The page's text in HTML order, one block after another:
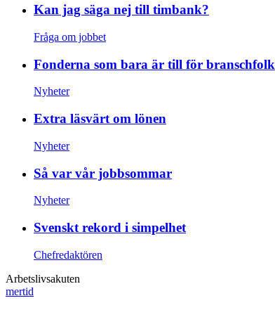
Kan jag säga nej till timbank?
Fråga om jobbet
Fonderna som bara är till för branschfolk
Nyheter
Extra läsvärt om lönen
Nyheter
Så var vår jobbsommar
Nyheter
Svenskt rekord i simpelhet
Chefredaktören
Arbetslivsakuten
mertid